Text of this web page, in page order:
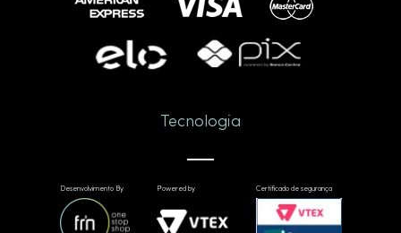
Tecnologia
Desenvolvimento By Powered by Certificado de segurança